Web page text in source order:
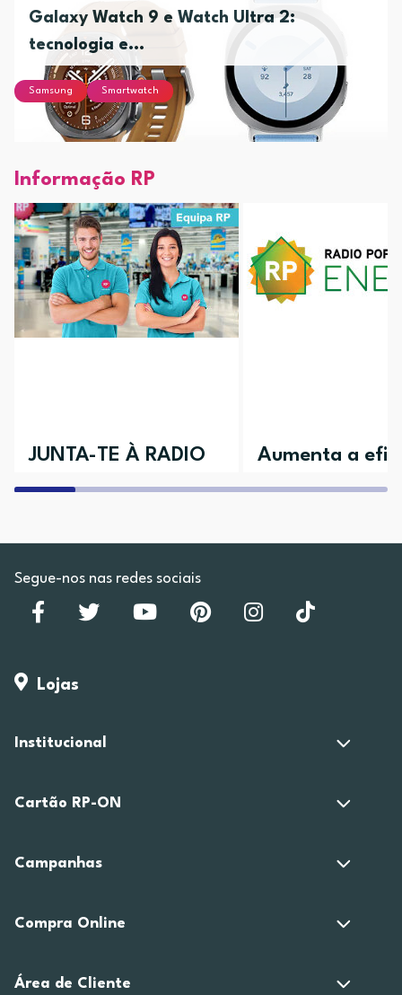
Galaxy Watch 9 e Watch Ultra 2:
tecnologia e...
Samsung Smartwatch
Informação RP
JUNTA-TE À RADIO
POPULAR
Aumenta a
da tua casa
Segue-nos nas redes sociais
Lojas
Institucional
Cartão RP-ON
Campanhas
Compra Online
Área de Cliente